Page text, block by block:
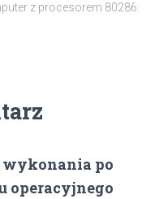
z procesorem 80286.
wykonania po
operacyjnego